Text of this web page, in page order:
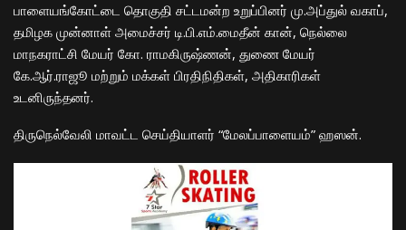
பாளையங்கோட்டை தொகுதி சட்டமன்ற உறுப்பினர் மு.அப்துல் வகாப்,
தமிழக முன்னாள் அமைச்சர் டி.பி.எம்.மைதீன் கான், நெல்லை
மாநகராட்சி மேயர் கோ. ராமகிருஷ்ணன், துணை மேயர்
கே.ஆர்.ராஜூ மற்றும் மக்கள் பிரதிநிதிகள், அதிகாரிகள்
உடனிருந்தனர்.
திருநெல்வேலி மாவட்ட செய்தியாளர் “மேலப்பாளையம்” ஹஸன்.